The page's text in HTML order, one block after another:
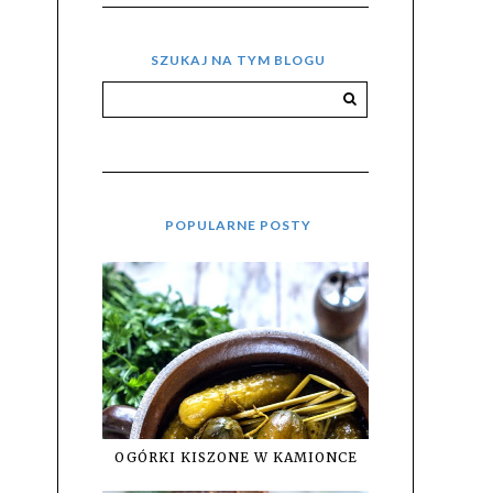
SZUKAJ NA TYM BLOGU
POPULARNE POSTY
OGÓRKI KISZONE W KAMIONCE